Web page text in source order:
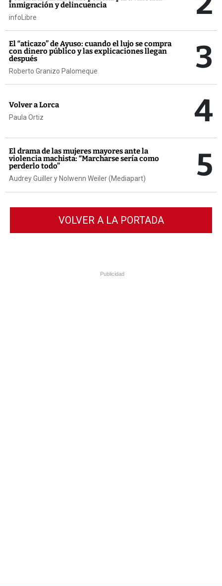
inmigración y delincuencia
infoLibre
El “aticazo” de Ayuso: cuando el lujo se compra
con dinero público y las explicaciones llegan
después
Roberto Granizo Palomeque 3
Volver a Lorca
Paula Ortiz 4
El drama de las mujeres mayores ante la
violencia machista: “Marcharse sería como
perderlo todo”
Audrey Guiller y Nolwenn Weiler (Mediapart) 5
VOLVER A LA PORTADA
Publicidad